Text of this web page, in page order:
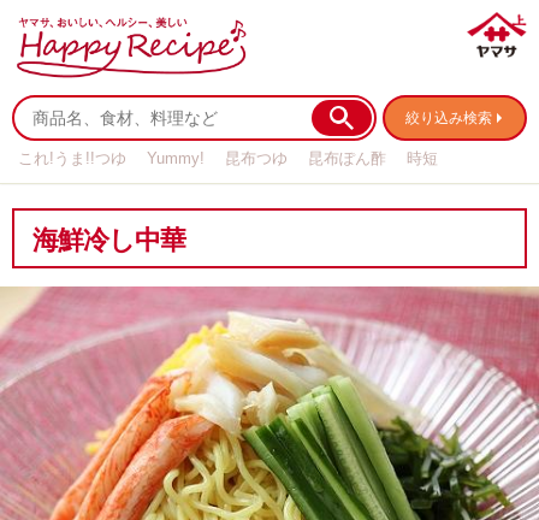
絞り込み検索
これ!うま!!つゆ Yummy! 昆布つゆ 昆布ぽん酢
時短
海鮮冷し中華